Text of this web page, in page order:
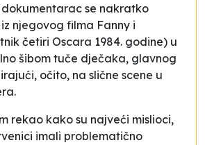
se nakratko
njegovog filma Fanny i
četiri Oscara 1984. godine) u
šibom tuče dječaka, glavnog
očito, na slične scene u
rekao kako su najveći mislioci,
imali problematično